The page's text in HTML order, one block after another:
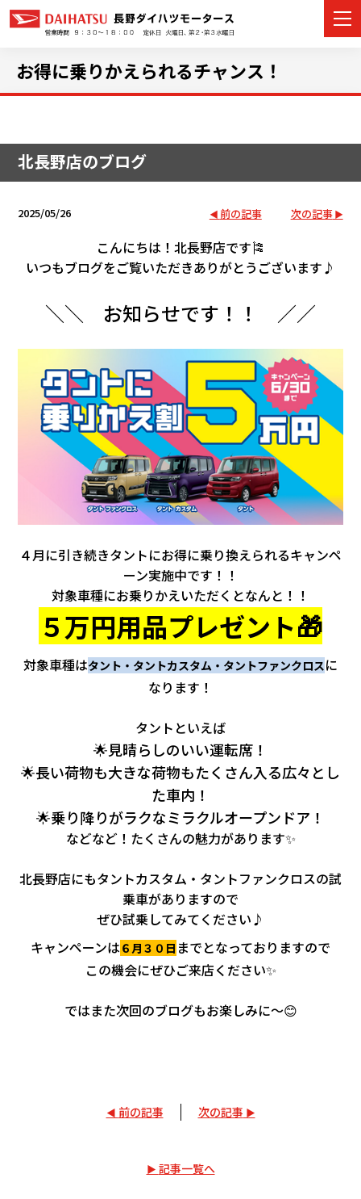
店舗情報
イベント・キャンペーン
アフターサポート
会社情報
カタ
お問
お得に乗りかえられるチャンス！
北長野店のブログ
2025/05/26 前の記事 次の記事
こんにちは！北長野店です🎏
いつもブログをご覧いただきありがとうございます♪
＼＼ お知らせです！！ ／／
４月に引き続きタントにお得に乗り換えられるキャンペ
ーン実施中です！！
対象車種にお乗りかえいただくとなんと！！
５万円用品プレゼント🎁
対象車種はタント・タントカスタム・タントファンクロスに
なります！
タントといえば
🌟見晴らしのいい運転席！
🌟長い荷物も大きな荷物もたくさん入る広々とし
た車内！
🌟乗り降りがラクなミラクルオープンドア！
などなど！たくさんの魅力があります✨
北長野店にもタントカスタム・タントファンクロスの試
乗車がありますので
ぜひ試乗してみてください♪
キャンペーンは ６月３０日 までとなっておりますので
この機会にぜひご来店ください✨
ではまた次回のブログもお楽しみに～😊
前の記事 次の記事
記事一覧へ